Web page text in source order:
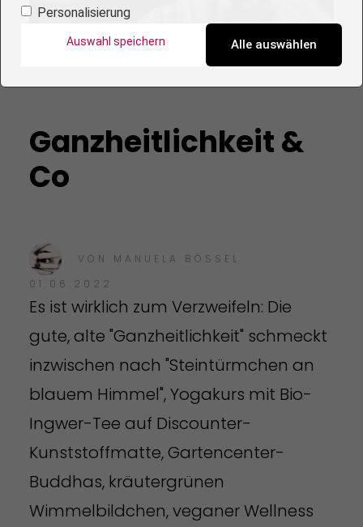
Ganzheitlichkeit &
Co
VON
MANUELA BÖSSEL
01.06.2022
Es ist wirklich zum Verzweifeln: Die
gute, alte "Ganzheitlichkeit" schmeckt
inzwischen nach "Steintürmchen an
blauem Himmel", Yogakurs mit Bio-
Ingwer-Tee auf Discounter-
Kunststoffmatte, Gartencenter-
Buddhas, kräutergrünen
Wimmelbildchen, veganer Wellness
Personalisierung
Auswahl speichern Alle auswählen